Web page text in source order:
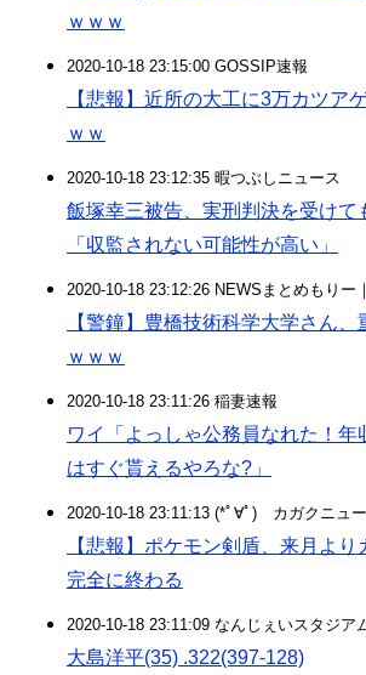
ｗｗｗ
2020-10-18 23:15:00 GOSSIP速報
【悲報】近所の大工に3万カツア
ｗｗ
2020-10-18 23:12:35 暇つぶしニュース
飯塚幸三被告、実刑判決を受け
「収監されない可能性が高い」
2020-10-18 23:12:26 NEWSまとめもりー
【警鐘】豊橋技術科学大学さん、
ｗｗｗ
2020-10-18 23:11:26 稲妻速報
ワイ「よっしゃ公務員なれた！年
はすぐ貰えるやろな?」
2020-10-18 23:11:13 (*ﾟ∀ﾟ)ゞカガクニュ
【悲報】ポケモン剣盾、来月よ
完全に終わる
2020-10-18 23:11:09 なんじぇいスタジア
大島洋平(35) .322(397-128)